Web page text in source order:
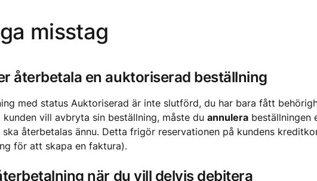
misstag
återbetala en auktoriserad beställning
med status Auktoriserad är inte slutförd, du har bara fått
kunden vill avbryta sin beställning, måste du annulerabeställningen
ska återbetalas ännu. Detta frigör reservationen på kundens
för att skapa en faktura).
när du vill delvis debitera